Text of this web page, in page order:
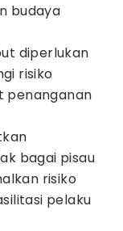
budaya
diperlukan
risiko
penanganan
bagai pisau
risiko
pelaku